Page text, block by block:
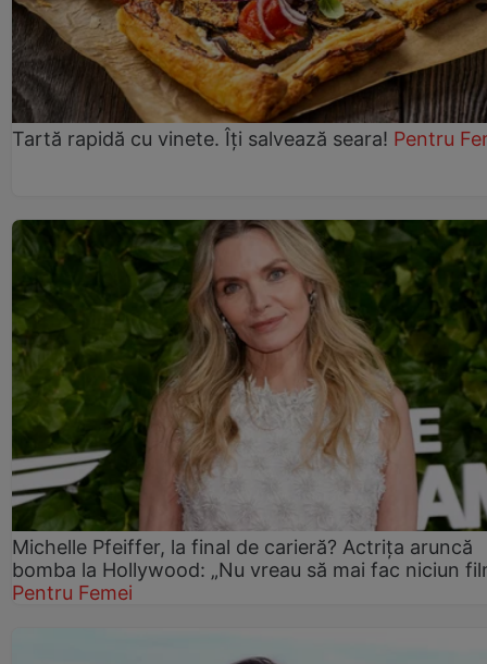
Tartă rapidă cu vinete. Îți salvează seara! Pentru
Michelle Pfeiffer, la final de carieră? Actrița aruncă
bomba la Hollywood: „Nu vreau să mai fac niciun
Pentru Femei